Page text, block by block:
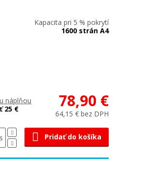
Kapacita pri 5 % pokrytí
1600 strán A4
náplňou
25 € 78,90 €
64,15 € bez DPH
Pridať do košíka